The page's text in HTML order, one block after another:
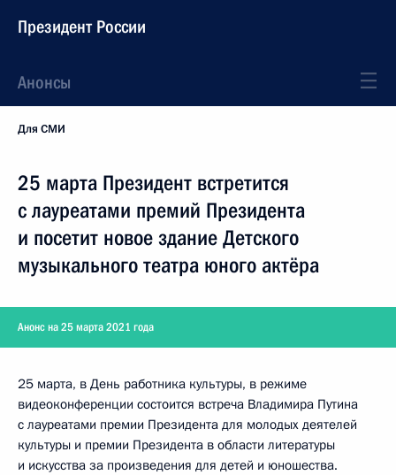
Президент России
Анонсы
Для СМИ
25 марта Президент встретится
с лауреатами премий Президента
и посетит новое здание Детского
музыкального театра юного актёра
Анонс на 25 марта 2021 года
25 марта, в День работника культуры, в режиме
видеоконференции состоится встреча Владимира Путина
с лауреатами премии Президента для молодых деятелей
культуры и премии Президента в области литературы
и искусства за произведения для детей и юношества.